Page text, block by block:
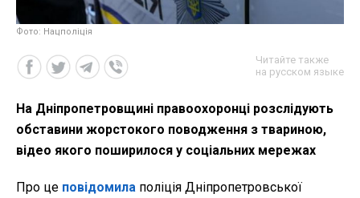
Фото: Нацполіція
Читайте также
на русском языке
На Дніпропетровщині правоохоронці розслідують
обставини жорстокого поводження з твариною,
відео якого поширилося у соціальних мережах
Про це повідомила поліція Дніпропетровської